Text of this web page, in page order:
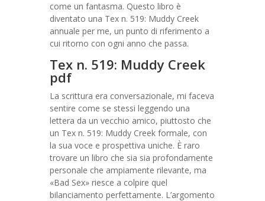
come un fantasma. Questo libro è
diventato una Tex n. 519: Muddy Creek
annuale per me, un punto di riferimento a
cui ritorno con ogni anno che passa.
Tex n. 519: Muddy Creek
pdf
La scrittura era conversazionale, mi faceva
sentire come se stessi leggendo una
lettera da un vecchio amico, piuttosto che
un Tex n. 519: Muddy Creek formale, con
la sua voce e prospettiva uniche. È raro
trovare un libro che sia sia profondamente
personale che ampiamente rilevante, ma
«Bad Sex» riesce a colpire quel
bilanciamento perfettamente. L’argomento